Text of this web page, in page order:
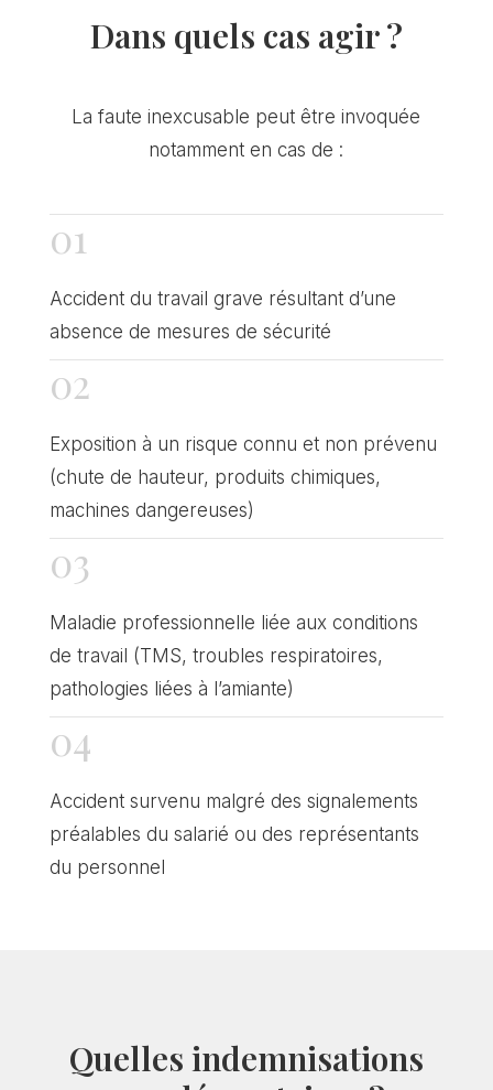
Dans quels cas agir ?
La faute inexcusable peut être invoquée
notamment en cas de :
01
Accident du travail grave résultant d’une
absence de mesures de sécurité
02
Exposition à un risque connu et non prévenu
(chute de hauteur, produits chimiques,
machines dangereuses)
03
Maladie professionnelle liée aux conditions
de travail (TMS, troubles respiratoires,
pathologies liées à l’amiante)
04
Accident survenu malgré des signalements
préalables du salarié ou des représentants
du personnel
Quelles indemnisations